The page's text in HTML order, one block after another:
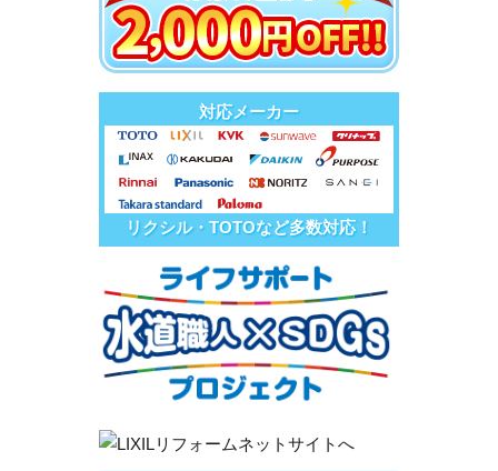
対応メーカー
リクシル・TOTOなど多数対応！